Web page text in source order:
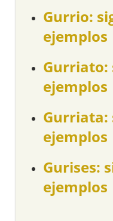
Gurrio:
ejemplos
Gurriato:
ejemplos
Gurriata:
ejemplos
Gurises:
ejemplos